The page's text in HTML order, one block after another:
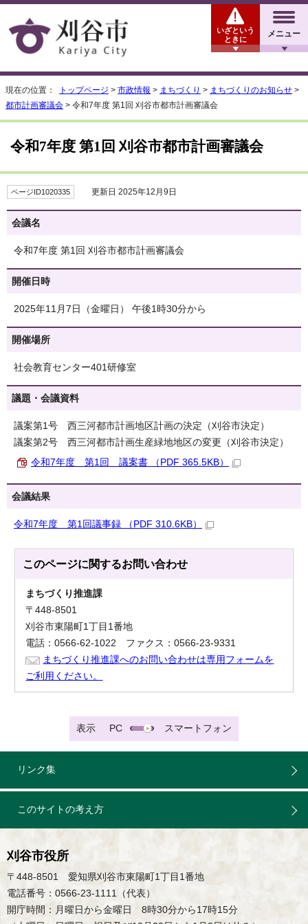
メニュー
いざという
ときに
現在の位置： トップページ > 市政情報 > まちづくり > まちづくりのお知らせ >
都市計画審議会 > 令和7年度 第1回 刈谷市都市計画審議会
令和7年度 第1回 刈谷市都市計画審議会
ページID1020335 更新日 2025年12月9日
会議名
令和7年度 第1回 刈谷市都市計画審議会
開催日時
2025年11月7日（金曜日） 午後1時30分から
開催場所
社会教育センター401研修室
議題・会議資料
議案第1号 西三河都市計画地区計画の決定（刈谷市決定）
議案第2号 西三河都市計画生産緑地地区の変更（刈谷市決定）
令和7年度 第1回 議案書 （PDF 365.5KB）
会議結果
令和7年度 第1回議事録 （PDF 310.6KB）
このページに関するお問い合わせ
まちづくり推進課
〒448-8501
刈谷市東陽町1丁目1番地
電話：0566-62-1022 ファクス：0566-23-9331
まちづくり推進課へのお問い合わせは専用フォームを
ご利用ください。
表示 PC スマートフォン
リンク集
このサイトの考え方
刈谷市役所
〒448-8501 愛知県刈谷市東陽町1丁目1番地
電話番号：0566-23-1111（代表）
開庁時間：月曜日から金曜日 8時30分から17時15分